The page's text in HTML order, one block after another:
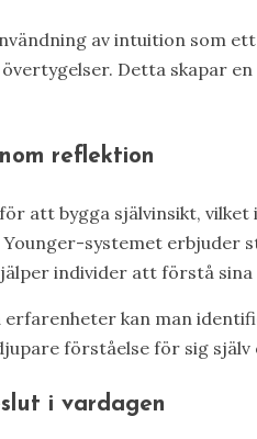
av intuition som
Detta skapar
reflektion
att bygga självinsikt,
Younger-systemet
individer att förstå
kan man
förståelse för sig
i vardagen